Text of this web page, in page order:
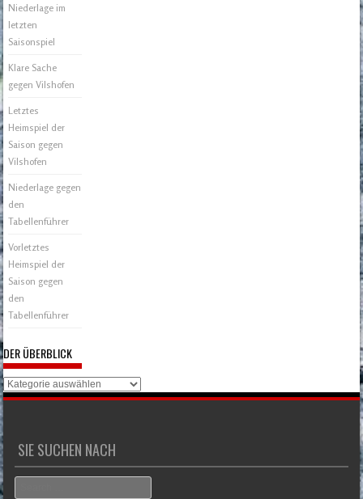
Niederlage im
letzten
Saisonspiel
Klare Sache
gegen Vilshofen
Letztes
Heimspiel der
Saison gegen
Vilshofen
Niederlage gegen
den
Tabellenführer
Vorletztes
Heimspiel der
Saison gegen
den
Tabellenführer
DER ÜBERBLICK
Der
Überblick
SIE SUCHEN NACH